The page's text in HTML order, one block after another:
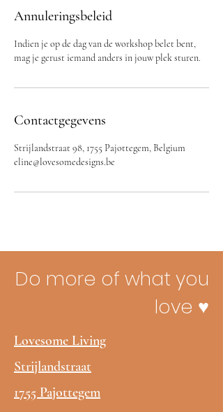
Annuleringsbeleid
Indien je op de dag van de workshop belet bent,
mag je gerust iemand anders in jouw plek sturen.
Contactgegevens
Strijlandstraat 98, 1755 Pajottegem, Belgium
eline@lovesomedesigns.be
Do more of what you
love ♥
Lovesome Living
Strijlandstraat
1755 Pajottegem